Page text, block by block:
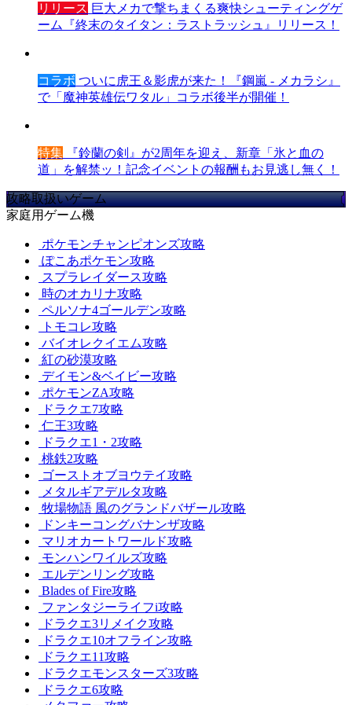
リリース 巨大メカで撃ちまくる爽快シューティングゲ
ーム『終末のタイタン：ラストラッシュ』リリース！
コラボ ついに虎王＆影虎が来た！『鋼嵐 - メカラシ』
で「魔神英雄伝ワタル」コラボ後半が開催！
特集 『鈴蘭の剣』が2周年を迎え、新章「氷と血の
道」を解禁ッ！記念イベントの報酬もお見逃し無く！
攻略取扱いゲーム
家庭用ゲーム機
ポケモンチャンピオンズ攻略
ぽこあポケモン攻略
スプラレイダース攻略
時のオカリナ攻略
ペルソナ4ゴールデン攻略
トモコレ攻略
バイオレクイエム攻略
紅の砂漠攻略
デイモン&ベイビー攻略
ポケモンZA攻略
ドラクエ7攻略
仁王3攻略
ドラクエ1・2攻略
桃鉄2攻略
ゴーストオブヨウテイ攻略
メタルギアデルタ攻略
牧場物語 風のグランドバザール攻略
ドンキーコングバナンザ攻略
マリオカートワールド攻略
モンハンワイルズ攻略
エルデンリング攻略
Blades of Fire攻略
ファンタジーライフi攻略
ドラクエ3リメイク攻略
ドラクエ10オフライン攻略
ドラクエ11攻略
ドラクエモンスターズ3攻略
ドラクエ6攻略